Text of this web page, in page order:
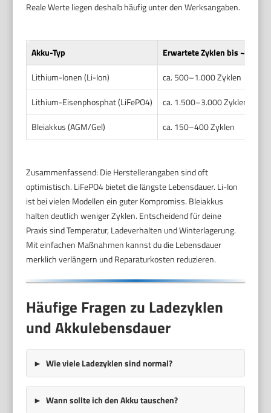
Reale Werte liegen deshalb häufig unter den Werksangaben.
Akku-Typ
Erwartete Zyklen bis ~80%
Lithium-Ionen (Li-Ion)
ca. 500–1.000 Zyklen
Lithium-Eisenphosphat (LiFePO4)
ca. 1.500–3.000 Zyklen
Bleiakkus (AGM/Gel)
ca. 150–400 Zyklen
Zusammenfassend: Die Herstellerangaben sind oft
optimistisch. LiFePO4 bietet die längste Lebensdauer. Li-Ion
ist bei vielen Modellen ein guter Kompromiss. Bleiakkus
halten deutlich weniger Zyklen. Entscheidend für deine
Praxis sind Temperatur, Ladeverhalten und Winterlagerung.
Mit einfachen Maßnahmen kannst du die Lebensdauer
merklich verlängern und Reparaturkosten reduzieren.
Häufige Fragen zu Ladezyklen
und Akkulebensdauer
Wie viele Ladezyklen sind normal?
Wann sollte ich den Akku tauschen?